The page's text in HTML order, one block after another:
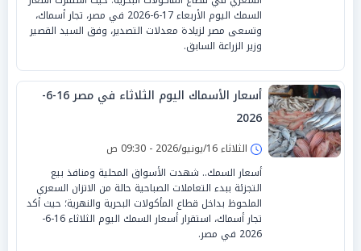
السمك اليوم الأربعاء 17-6-2026 في مصر، تجار أسماك،
وتسعى مصر لزيادة معدلات التصدير، وفق السيد القصير
وزير الزراعة السابق.
أسعار الأسماك اليوم الثلاثاء في مصر 16-6-
2026
الثلاثاء 16/يونيو/2026 - 09:30 ص
أسعار السمك.. شهدت الأسواق المحلية ومنافذ بيع
التجزئة ببدء التعاملات الصباحية حالة من الاتزان السعري
الملحوظ بداخل قطاع المأكولات البحرية والنهرية؛ حيث أكد
تجار أسماك، استقرار أسعار السمك اليوم الثلاثاء 16-6-
2026 في مصر.